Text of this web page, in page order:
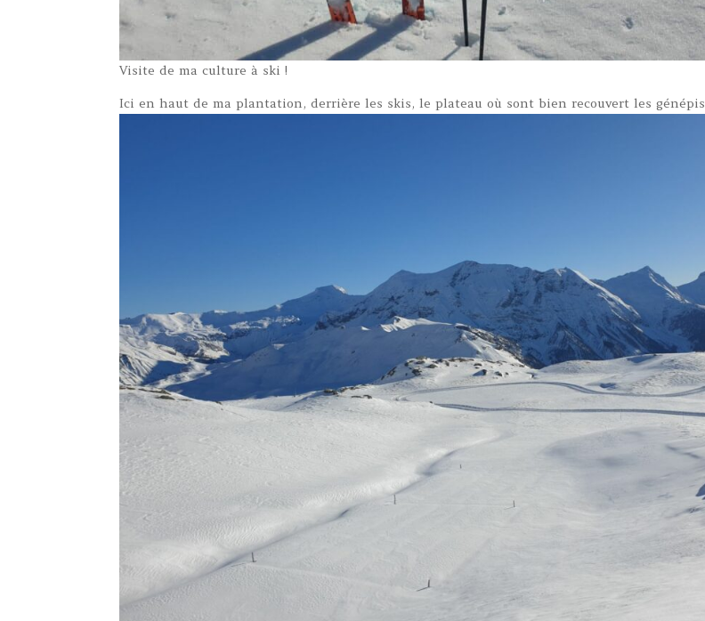
Visite de ma culture à ski !
Ici en haut de ma plantation, derrière les skis, le plateau où sont bien recouvert les génépis